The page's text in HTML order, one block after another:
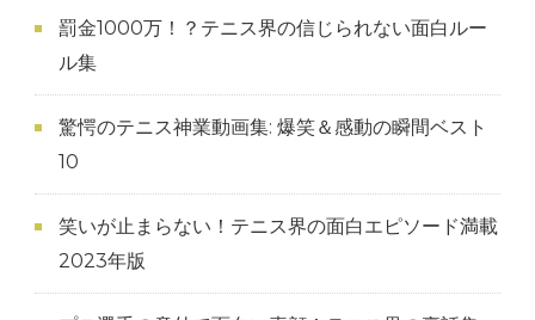
罰金1000万！？テニス界の信じられない面白ルー
ル集
驚愕のテニス神業動画集: 爆笑＆感動の瞬間ベスト
10
笑いが止まらない！テニス界の面白エピソード満載
2023年版